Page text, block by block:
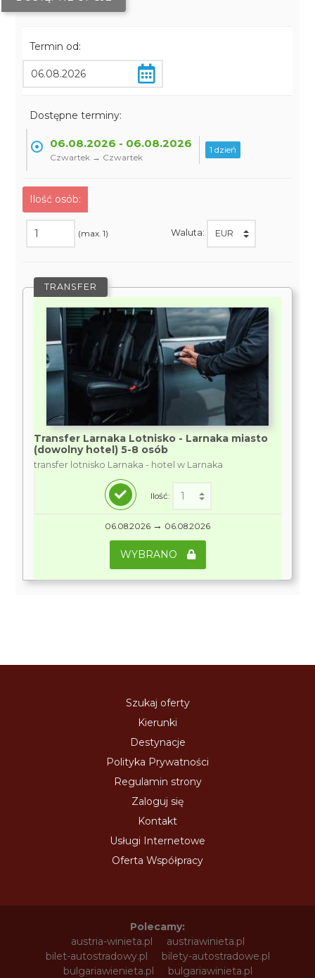
Termin od:
Dostępne terminy:
06.08.2026 - 06.08.2026
Czwartek → Czwartek
1 dzień
Ilość osób:
(max. 1) Waluta:
TRANSFER
Transfer Larnaka Lotnisko - Larnaka miasto
(dowolny hotel) 5-8 osób
transfer lotnisko Larnaka - hotel w Larnaka
Ilość:
06.08.2026 → 06.08.2026
WYBRANO
Szukaj oferty
Kierunki
Destynacje
Polityka Prywatności
Regulamin strony
Zaloguj się
Kontakt
Usługi Internetowe
Oferta Współpracy
Polecamy:
austria-winieta.pl
austriawinieta.pl
bilet-autostradowy.pl
bilety-autostradowe.pl
bulgariawienieta.pl
bulgariawinieta.pl